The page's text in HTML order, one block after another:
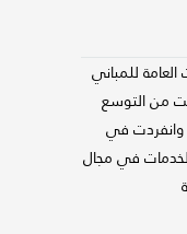
للمباني
من التوسع
أصبحت شركة في عام 2016. وانفردت في
في مجال